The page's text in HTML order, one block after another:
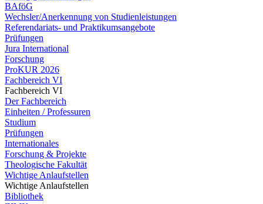
BAföG
Wechsler/Anerkennung von Studienleistungen
Referendariats- und Praktikumsangebote
Prüfungen
Jura International
Forschung
ProKUR 2026
Fachbereich VI
Fachbereich VI
Der Fachbereich
Einheiten / Professuren
Studium
Prüfungen
Internationales
Forschung & Projekte
Theologische Fakultät
Wichtige Anlaufstellen
Wichtige Anlaufstellen
Bibliothek